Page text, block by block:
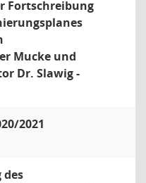
Fortschreibung
Mucke und
Dr. Slawig -
2021
des